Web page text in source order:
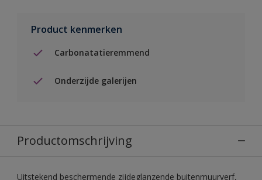
Product kenmerken
Carbonatatieremmend
Onderzijde galerijen
Productomschrijving
Uitstekend beschermende zijdeglanzende buitenmuurverf,